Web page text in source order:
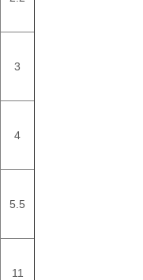
3
4
5.5
11